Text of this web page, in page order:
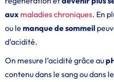
aux maladies chroniques. En
ou le manque de sommeil
d’acidité.
On mesure l’acidité grâce au
contenu dans le sang ou dans